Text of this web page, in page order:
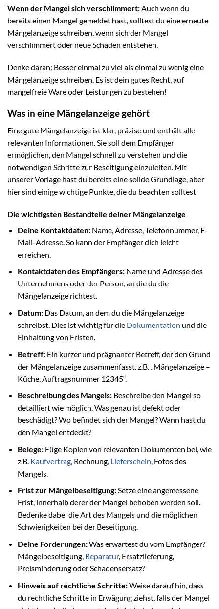
Wenn der Mangel sich verschlimmert:Auch wenn du
bereits einen Mangel gemeldet hast, solltest du eine erneute
Mängelanzeige schreiben, wenn sich der Mangel
verschlimmert oder neue Schäden entstehen.
Denke daran: Besser einmal zu viel als einmal zu wenig eine
Mängelanzeige schreiben. Es ist dein gutes Recht, auf
mangelfreie Ware oder Leistungen zu bestehen!
Was in eine Mängelanzeige gehört
Eine gute Mängelanzeige ist klar, präzise und enthält alle
relevanten Informationen. Sie soll dem Empfänger
ermöglichen, den Mangel schnell zu verstehen und die
notwendigen Schritte zur Beseitigung einzuleiten. Mit
unserer Vorlage hast du bereits eine solide Grundlage, aber
hier sind einige wichtige Punkte, die du beachten solltest:
Die wichtigsten Bestandteile deiner Mängelanzeige
Deine Kontaktdaten:Name, Adresse, Telefonnummer, E-
Mail-Adresse. So kann der Empfänger dich leicht
erreichen.
Kontaktdaten des Empfängers:Name und Adresse des
Unternehmens oder der Person, an die du die
Mängelanzeige richtest.
Datum:Das Datum, an dem du die Mängelanzeige
schreibst. Dies ist wichtig für die Dokumentation und die
Einhaltung von Fristen.
Betreff:Ein kurzer und prägnanter Betreff, der den Grund
der Mängelanzeige zusammenfasst, z.B. „Mängelanzeige –
Küche, Auftragsnummer 12345“.
Beschreibung des Mangels:Beschreibe den Mangel so
detailliert wie möglich. Was genau ist defekt oder
beschädigt? Wo befindet sich der Mangel? Wann hast du
den Mangel entdeckt?
Belege:Füge Kopien von relevanten Dokumenten bei, wie
z.B. Kaufvertrag, Rechnung, Lieferschein, Fotos des
Mangels.
Frist zur Mängelbeseitigung:Setze eine angemessene
Frist, innerhalb derer der Mangel behoben werden soll.
Bedenke dabei die Art des Mangels und die möglichen
Schwierigkeiten bei der Beseitigung.
Deine Forderungen:Was erwartest du vom Empfänger?
Mängelbeseitigung, Reparatur, Ersatzlieferung,
Preisminderung oder Schadensersatz?
Hinweis auf rechtliche Schritte:Weise darauf hin, dass
du rechtliche Schritte in Erwägung ziehst, falls der Mangel